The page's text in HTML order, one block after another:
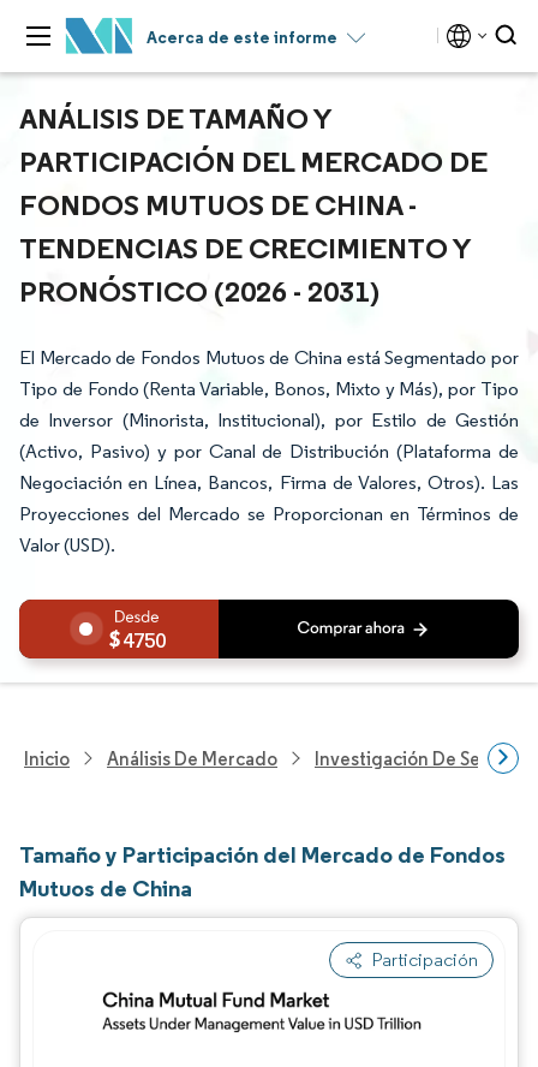
Acerca de este informe
ANÁLISIS DE TAMAÑO Y
PARTICIPACIÓN DEL MERCADO DE
FONDOS MUTUOS DE CHINA -
TENDENCIAS DE CRECIMIENTO Y
PRONÓSTICO (2026 - 2031)
El Mercado de Fondos Mutuos de China está Segmentado por
Tipo de Fondo (Renta Variable, Bonos, Mixto y Más), por Tipo
de Inversor (Minorista, Institucional), por Estilo de Gestión
(Activo, Pasivo) y por Canal de Distribución (Plataforma de
Negociación en Línea, Bancos, Firma de Valores, Otros). Las
Proyecciones del Mercado se Proporcionan en Términos de
Valor (USD).
4750
Inicio Análisis De Mercado Investigación De
Tamaño y Participación del Mercado de Fondos
Mutuos de China
Participación